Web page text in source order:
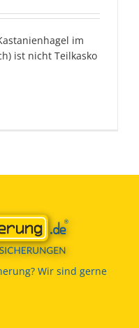
im
ist nicht Teilkasko
Wir sind gerne